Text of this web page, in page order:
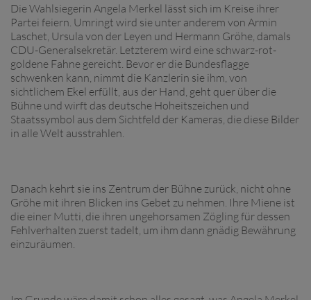
Die Wahlsiegerin Angela Merkel lässt sich im Kreise ihrer
Partei feiern. Umringt wird sie unter anderem von Armin
Laschet, Ursula von der Leyen und Hermann Gröhe, damals
CDU-Generalsekretär. Letzterem wird eine schwarz-rot-
goldene Fahne gereicht. Bevor er die Bundesflagge
schwenken kann, nimmt die Kanzlerin sie ihm, von
sichtlichem Ekel erfüllt, aus der Hand, geht quer über die
Bühne und wirft das deutsche Hoheitszeichen und
Staatssymbol aus dem Sichtfeld der Kameras, die diese Bilder
in alle Welt ausstrahlen.
Danach kehrt sie ins Zentrum der Bühne zurück, nicht ohne
Gröhe mit ihren Blicken ins Gebet zu nehmen. Ihre Miene ist
die einer Mutti, die ihren ungehorsamen Zögling für dessen
Fehlverhalten zuerst tadelt, um ihm dann gnädig Bewährung
einzuräumen.